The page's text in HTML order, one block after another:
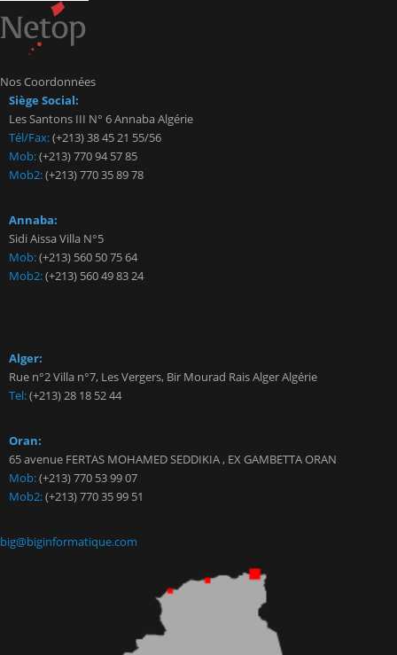
Nos Coordonnées
Siège Social:
Les Santons III N° 6 Annaba Algérie
Tél/Fax:(+213) 38 45 21 55/56
Mob:(+213) 770 94 57 85
Mob2:(+213) 770 35 89 78
Annaba:
Sidi Aissa Villa N°5
Mob:(+213) 560 50 75 64
Mob2:(+213) 560 49 83 24
Alger:
Rue n°2 Villa n°7, Les Vergers, Bir Mourad Rais Alger Algérie
Tel:(+213) 28 18 52 44
Oran:
65 avenue FERTAS MOHAMED SEDDIKIA , EX GAMBETTA ORAN
Mob:(+213) 770 53 99 07
Mob2:(+213) 770 35 99 51
big@biginformatique.com